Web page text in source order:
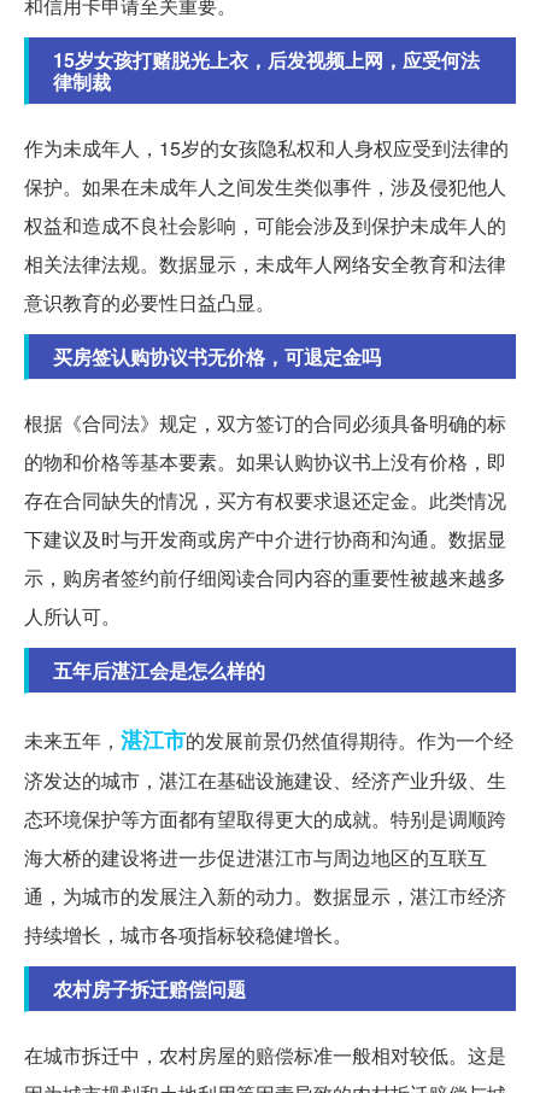
15岁女孩打赌脱光上衣，后发视频上网，应受何法
律制裁
作为未成年人，15岁的女孩隐私权和人身权应受到法律的
保护。如果在未成年人之间发生类似事件，涉及侵犯他人
权益和造成不良社会影响，可能会涉及到保护未成年人的
相关法律法规。数据显示，未成年人网络安全教育和法律
意识教育的必要性日益凸显。
买房签认购协议书无价格，可退定金吗
根据《合同法》规定，双方签订的合同必须具备明确的标
的物和价格等基本要素。如果认购协议书上没有价格，即
存在合同缺失的情况，买方有权要求退还定金。此类情况
下建议及时与开发商或房产中介进行协商和沟通。数据显
示，购房者签约前仔细阅读合同内容的重要性被越来越多
人所认可。
五年后湛江会是怎么样的
未来五年， 湛江市的发展前景仍然值得期待。作为一个经
济发达的城市，湛江在基础设施建设、经济产业升级、生
态环境保护等方面都有望取得更大的成就。特别是调顺跨
海大桥的建设将进一步促进湛江市与周边地区的互联互
通，为城市的发展注入新的动力。数据显示，湛江市经济
持续增长，城市各项指标较稳健增长。
农村房子拆迁赔偿问题
在城市拆迁中，农村房屋的赔偿标准一般相对较低。这是